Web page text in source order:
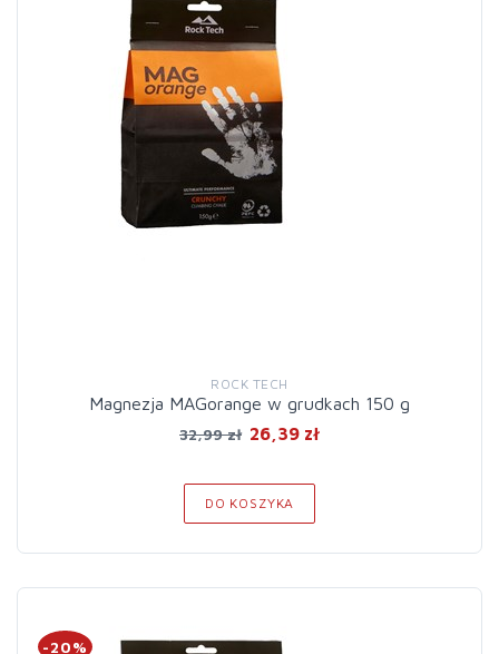
ROCK TECH
Magnezja MAGorange w grudkach 150 g
32,99 zł 26,39 zł
DO KOSZYKA
-20%